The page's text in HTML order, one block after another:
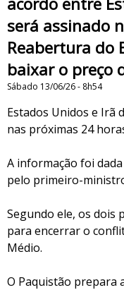
será assinado
Reabertura do
baixar o preço
Sábado 13/06/26 - 8h54
Estados Unidos e Irã
nas próximas 24
A informação foi
pelo primeiro-
Segundo ele, os dois
para encerrar o
Médio.
O Paquistão prepara